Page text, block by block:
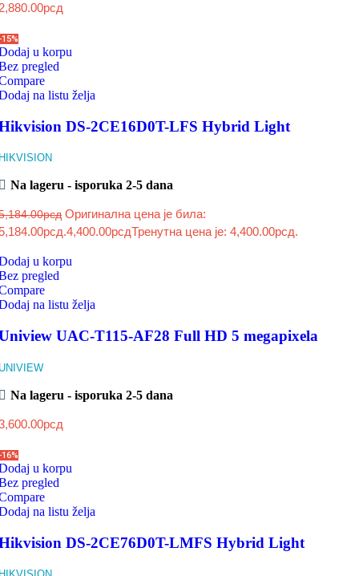
рсд
u korpu
pregled
na listu želja
DS-2CE16D0T-LFS Hybrid Light
Na lageru - isporuka 2-5 dana
рсд Оригинална цена је била:
4,400.00рсдТренутна цена је: 4,400.00рсд.
u korpu
pregled
na listu želja
UAC-T115-AF28 Full HD 5 megapixela
Na lageru - isporuka 2-5 dana
рсд
u korpu
pregled
na listu želja
DS-2CE76D0T-LMFS Hybrid Light